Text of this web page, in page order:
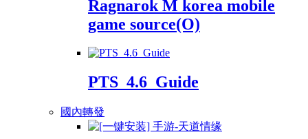
Ragnarok M korea mobile
game source(O)
PTS_4.6_Guide
國內轉發